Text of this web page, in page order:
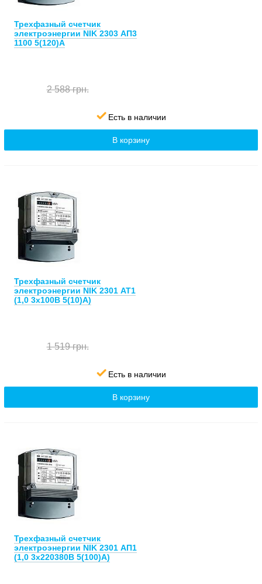
Трехфазный счетчик
электроэнергии NIK 2303 АП3
1100 5(120)А
2 588 грн.
Есть в наличии
В корзину
Трехфазный счетчик
электроэнергии NIK 2301 АТ1
(1,0 3х100В 5(10)А)
1 519 грн.
Есть в наличии
В корзину
Трехфазный счетчик
электроэнергии NIK 2301 АП1
(1,0 3х220380В 5(100)А)